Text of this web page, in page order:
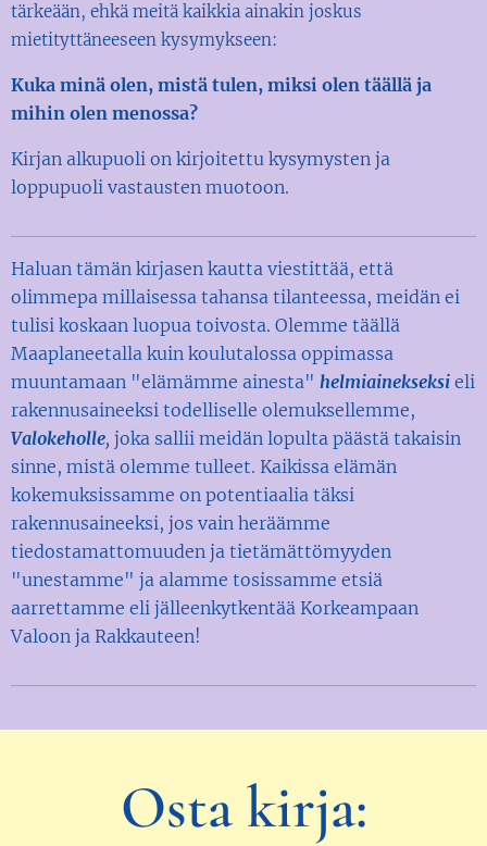
tärkeään, ehkä meitä kaikkia ainakin joskus
mietityttäneeseen kysymykseen:
Kuka minä olen, mistä tulen, miksi olen täällä ja
mihin olen menossa?
Kirjan alkupuoli on kirjoitettu kysymysten ja
loppupuoli vastausten muotoon.
Haluan tämän kirjasen kautta viestittää, että
olimmepa millaisessa tahansa tilanteessa, meidän ei
tulisi koskaan luopua toivosta. Olemme täällä
Maaplaneetalla kuin koulutalossa oppimassa
muuntamaan "elämämme ainesta" helmiainekseksi eli
rakennusaineeksi todelliselle olemuksellemme,
Valokeholle, joka sallii meidän lopulta päästä takaisin
sinne, mistä olemme tulleet. Kaikissa elämän
kokemuksissamme on potentiaalia täksi
rakennusaineeksi, jos vain heräämme
tiedostamattomuuden ja tietämättömyyden
"unestamme" ja alamme tosissamme etsiä
aarrettamme eli jälleenkytkentää Korkeampaan
Valoon ja Rakkauteen!
Osta kirja: